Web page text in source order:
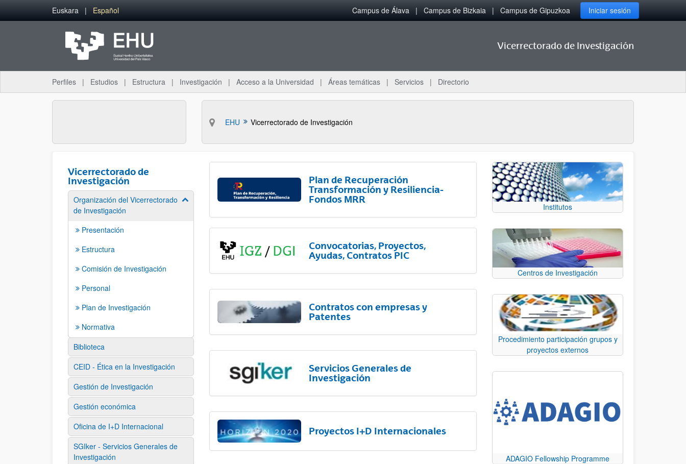
Saltar al contenido principal
Euskara Español Campus de Álava Campus de Bizkaia Campus de Gipuzkoa Iniciar sesión
Vicerrectorado de Investigación
Perfiles Estudios Estructura Investigación Acceso a la Universidad Áreas temáticas Servicios Directorio
EHU Vicerrectorado de Investigación
Vicerrectorado de
Investigación
Organización del Vicerrectorado
de Investigación
Mostrar/ocultar subpáginas
Presentación
Estructura
Comisión de Investigación
Personal
Plan de Investigación
Normativa
Biblioteca
CEID - Ética en la Investigación
Gestión de Investigación
Gestión económica
Oficina de I+D Internacional
SGIker - Servicios Generales de
Investigación
Plan de Recuperación
Transformación y Resiliencia-
Fondos MRR
Convocatorias, Proyectos,
Ayudas, Contratos PIC
Contratos con empresas y
Patentes
Servicios Generales de
Investigación
Proyectos I+D Internacionales
Institutos
Centros de Investigación
Procedimiento participación grupos y
proyectos externos
ADAGIO Fellowship Programme